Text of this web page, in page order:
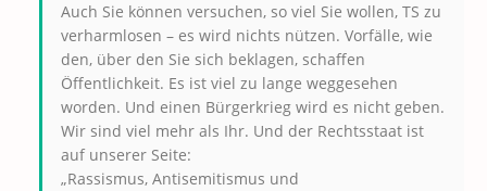
Auch Sie können versuchen, so viel Sie wollen, TS zu
verharmlosen – es wird nichts nützen. Vorfälle, wie
den, über den Sie sich beklagen, schaffen
Öffentlichkeit. Es ist viel zu lange weggesehen
worden. Und einen Bürgerkrieg wird es nicht geben.
Wir sind viel mehr als Ihr. Und der Rechtsstaat ist
auf unserer Seite:
„Rassismus, Antisemitismus und